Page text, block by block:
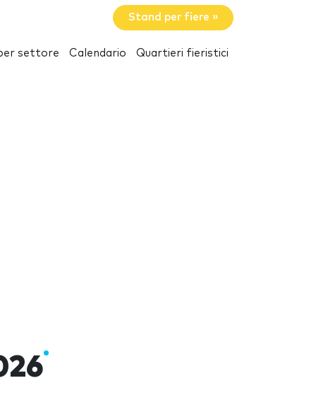
Stand per fiere »
settore Calendario Quartieri fieristici